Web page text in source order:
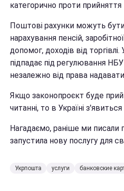
категорично проти
Поштові рахунки можуть
нарахування пенсій,
допомог, доходів від
підпадає під регулювання
незалежно від права надавати
Якщо законопроєкт буде
читанні, то в Україні
Нагадаємо, раніше ми
запустила нову послугу для
Укрпошта услуги банковские